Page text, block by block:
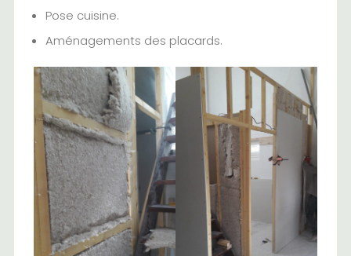
Pose cuisine.
Aménagements des placards.